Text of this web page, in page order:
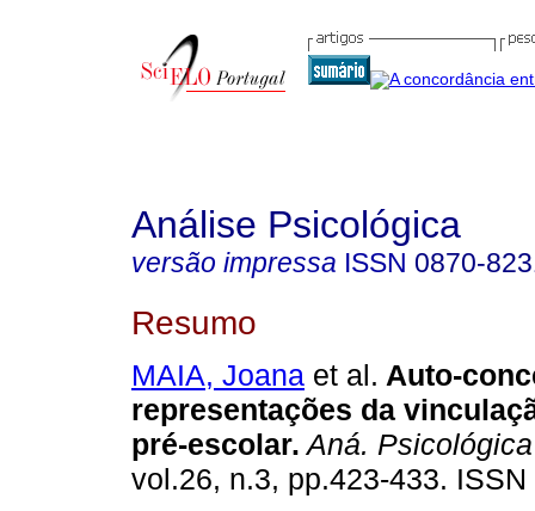
Análise Psicológica
versão impressa ISSN 0870-
Resumo
MAIA, Joana et al. Auto-
representações da
pré-escolar. Aná. Psicológica
vol.26, n.3, pp.423-433.